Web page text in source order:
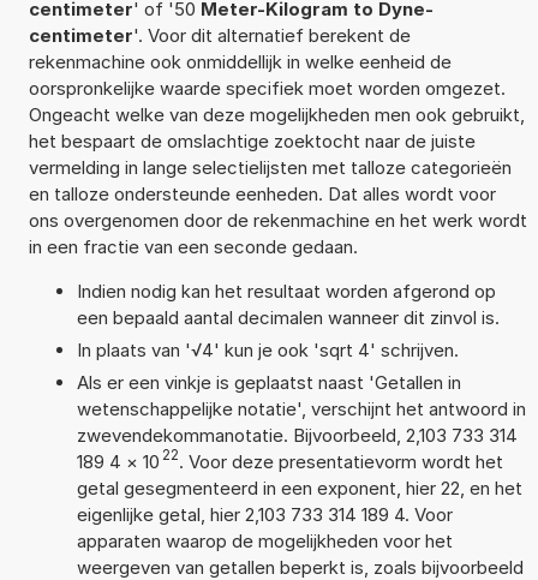
centimeter' of '50 Meter-Kilogram to Dyne-
centimeter'. Voor dit alternatief berekent de
rekenmachine ook onmiddellijk in welke eenheid de
oorspronkelijke waarde specifiek moet worden omgezet.
Ongeacht welke van deze mogelijkheden men ook gebruikt,
het bespaart de omslachtige zoektocht naar de juiste
vermelding in lange selectielijsten met talloze categorieën
en talloze ondersteunde eenheden. Dat alles wordt voor
ons overgenomen door de rekenmachine en het werk wordt
in een fractie van een seconde gedaan.
Indien nodig kan het resultaat worden afgerond op
een bepaald aantal decimalen wanneer dit zinvol is.
In plaats van '√4' kun je ook 'sqrt 4' schrijven.
Als er een vinkje is geplaatst naast 'Getallen in
wetenschappelijke notatie', verschijnt het antwoord in
zwevendekommanotatie. Bijvoorbeeld, 2,103 733 314
189 4 × 10 22. Voor deze presentatievorm wordt het
getal gesegmenteerd in een exponent, hier 22, en het
eigenlijke getal, hier 2,103 733 314 189 4. Voor
apparaten waarop de mogelijkheden voor het
weergeven van getallen beperkt is, zoals bijvoorbeeld